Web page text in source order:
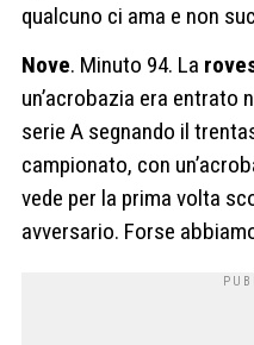
qualcuno ci ama e non
Nove. Minuto 94. La
un’acrobazia era entrato
serie A segnando il
campionato, con
vede per la prima volta
avversario. Forse